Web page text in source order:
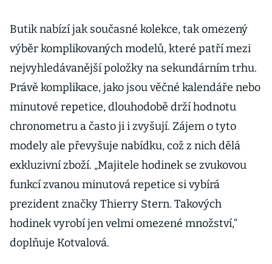
Butik nabízí jak současné kolekce, tak omezený
výběr komplikovaných modelů, které patří mezi
nejvyhledávanější položky na sekundárním trhu.
Právě komplikace, jako jsou věčné kalendáře nebo
minutové repetice, dlouhodobě drží hodnotu
chronometru a často ji i zvyšují. Zájem o tyto
modely ale převyšuje nabídku, což z nich dělá
exkluzivní zboží. „Majitele hodinek se zvukovou
funkcí zvanou minutová repetice si vybírá
prezident značky Thierry Stern. Takových
hodinek vyrobí jen velmi omezené množství,“
doplňuje Kotvalová.